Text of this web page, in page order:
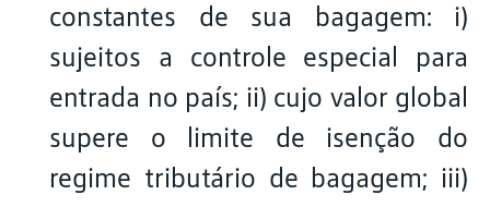
constantes de sua bagagem: i)
sujeitos a controle especial para
entrada no país; ii) cujo valor global
supere o limite de isenção do
regime tributário de bagagem; iii)